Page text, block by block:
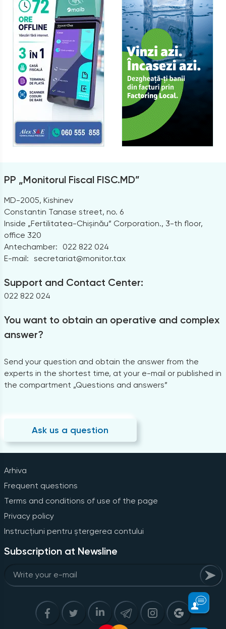
PP „Monitorul Fiscal FISC.MD”
MD-2005, Kishinev
Constantin Tanase street, no. 6
Inside „Fertilitatea-Chișinău” Corporation., 3-th floor,
office 320
Antechamber:
022 822 024
E-mail: secretariat@monitor.tax
Support and Contact Center:
022 822 024
You want to obtain an operative and complex
answer?
Send your question and obtain the answer from the
experts in the shortest time, at your e-mail or published in
the compartment „Questions and answers”
Ask us a question
Arhiva
Frequent questions
Terms and conditions of use of the page
Privacy policy
Instrucțiuni pentru ștergerea contului
Subscription at Newsline